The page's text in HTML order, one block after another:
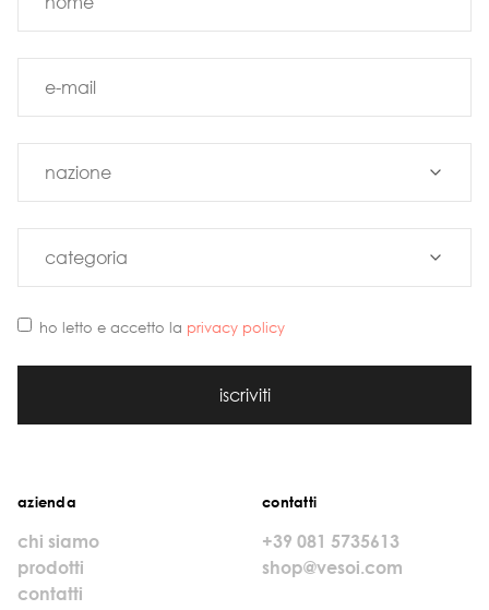
ho letto e accetto la privacy policy
iscriviti
azienda
chi siamo
prodotti
contatti
contatti
+39 081 5735613
shop@vesoi.com